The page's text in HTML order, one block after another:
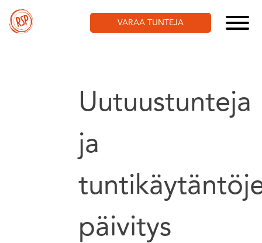
content
VARAA TUNTEJA
Uutuustunteja
ja
päivitys